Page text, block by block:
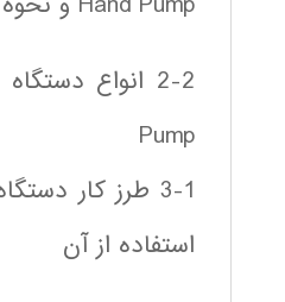
Pump
استفاده از آن